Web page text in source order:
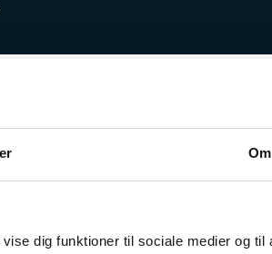
Om
dig funktioner til sociale medier og til
niveau